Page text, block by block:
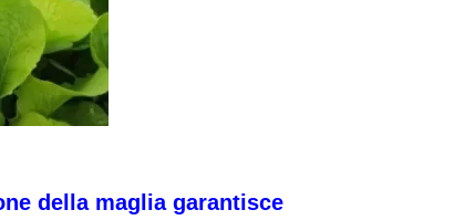
della maglia garantisce